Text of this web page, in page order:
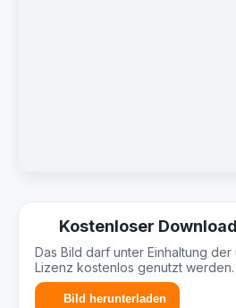
Kostenloser Download
Das Bild darf unter Einhaltung
Lizenz kostenlos genutzt werden.
Bild herunterladen